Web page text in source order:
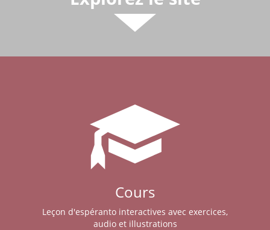
Cours
Leçon d'espéranto interactives avec exercices,
audio et illustrations